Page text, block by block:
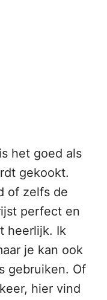
het goed als
gekookt.
of zelfs de
perfect en
heerlijk. Ik
je kan ook
gebruiken. Of
hier vind